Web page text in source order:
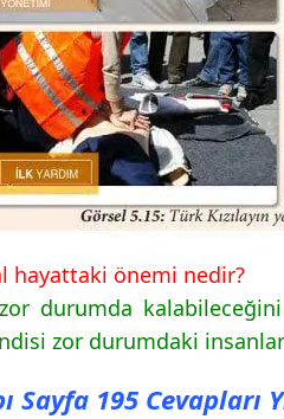
hayattaki önemi nedir?
zor durumda
zor durumdaki
195 Cevapları